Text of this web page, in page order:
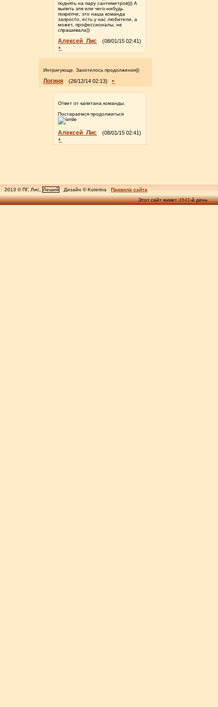
поднять на пару сантиметров))) А
выпить эля или чего-нибудь
покрепче, это наша команда
запросто, есть у нас любители, а
может, профессионалы, не
спрашивала))
Алексей_Лис (08/01/15 02:41)
•
Интригующе. Захотелось продолжения))
Логиня (26/12/14 02:13) •
Ответ от капитана команды:
Постараемся продолжиться
Алексей_Лис (08/01/15 02:41)
•
2013 © ПГ, Лис, Леший Дизайн © Koterina
Правила сайта
Этот сайт живет4941-й день